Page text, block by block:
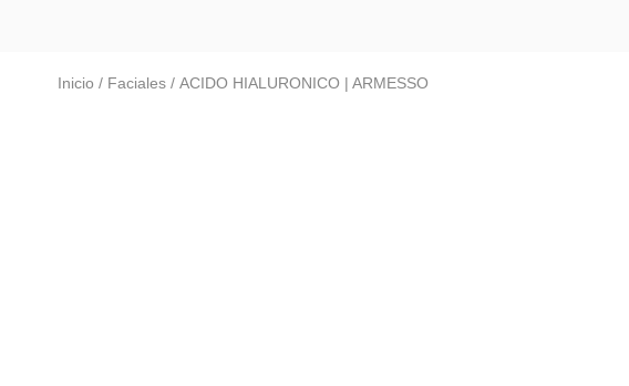
Inicio / Faciales / ACIDO HIALURONICO | ARMESSO